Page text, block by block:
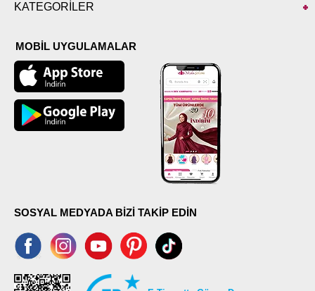
KATEGORİLER
MOBİL UYGULAMALAR
SOSYAL MEDYADA BİZİ TAKİP EDİN